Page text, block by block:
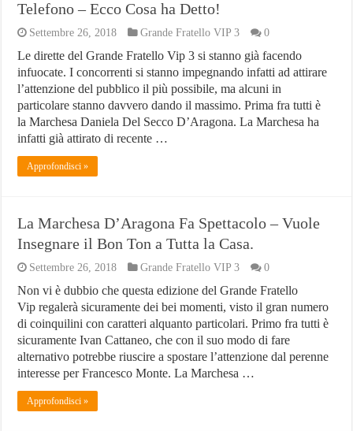
Telefono – Ecco Cosa ha Detto!
Settembre 26, 2018 Grande Fratello VIP 3 0
Le dirette del Grande Fratello Vip 3 si stanno già facendo
infuocate. I concorrenti si stanno impegnando infatti ad attirare
l’attenzione del pubblico il più possibile, ma alcuni in
particolare stanno davvero dando il massimo. Prima fra tutti è
la Marchesa Daniela Del Secco D’Aragona. La Marchesa ha
infatti già attirato di recente …
Approfondisci »
La Marchesa D’Aragona Fa Spettacolo – Vuole
Insegnare il Bon Ton a Tutta la Casa.
Settembre 26, 2018 Grande Fratello VIP 3 0
Non vi è dubbio che questa edizione del Grande Fratello
Vip regalerà sicuramente dei bei momenti, visto il gran numero
di coinquilini con caratteri alquanto particolari. Primo fra tutti è
sicuramente Ivan Cattaneo, che con il suo modo di fare
alternativo potrebbe riuscire a spostare l’attenzione dal perenne
interesse per Francesco Monte. La Marchesa …
Approfondisci »